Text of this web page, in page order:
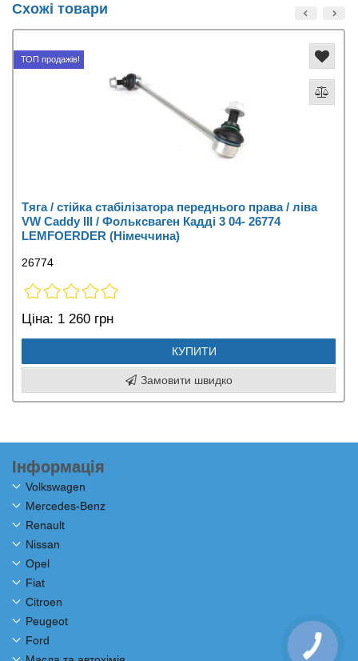
Схожі товари
ТОП продажів!
Тяга / стійка стабілізатора переднього права / ліва
VW Caddy III / Фольксваген Кадді 3 04- 26774
LEMFOERDER (Німеччина)
26774
Ціна: 1 260 грн
КУПИТИ
Замовити швидко
Інформація
Volkswagen
Mercedes-Benz
Renault
Nissan
Opel
Fiat
Citroen
Peugeot
Ford